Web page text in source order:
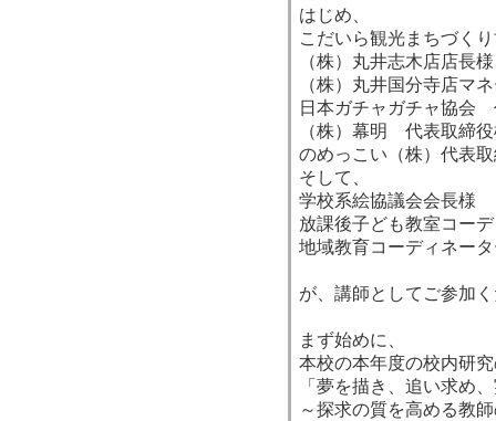
はじめ、
こだいら観光まちづく
（株）丸井志木店店長
（株）丸井国分寺店マ
日本ガチャガチャ協会
（株）幕明 代表取締
のめっこい（株）代表
そして、
学校系絵協議会会長様
放課後子ども教室コー
地域教育コーディネー
が、講師としてご参加
まず始めに、
本校の本年度の校内研
「夢を描き、追い求め
～探求の質を高める教